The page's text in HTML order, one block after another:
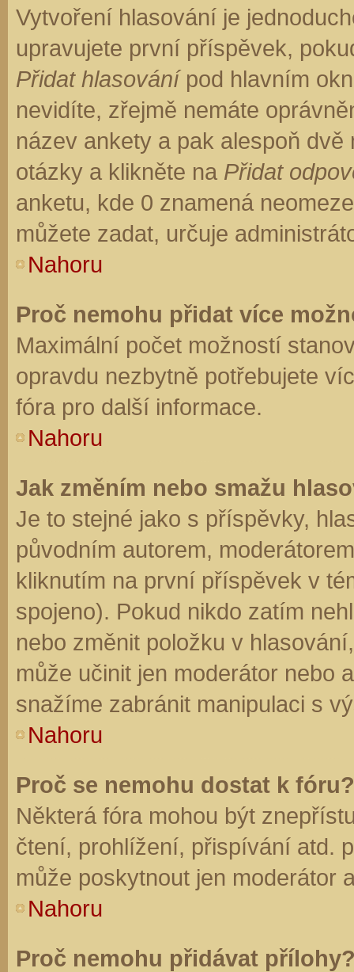
Vytvoření hlasování je
upravujete první příspěvek,
Přidat hlasovánípod hlavním
nevidíte, zřejmě nemáte
název ankety a pak alespoň
otázky a klikněte na Přidat
anketu, kde 0 znamená
můžete zadat, určuje
Nahoru
Proč nemohu přidat více
Maximální počet možností
opravdu nezbytně potřebujete
fóra pro další informace.
Nahoru
Jak změním nebo smažu
Je to stejné jako s příspěvky,
původním autorem,
kliknutím na první příspěvek v
spojeno). Pokud nikdo zatím
nebo změnit položku v
může učinit jen moderátor nebo
snažíme zabránit manipulaci s
Nahoru
Proč se nemohu dostat k fóru?
Některá fóra mohou být
čtení, prohlížení, přispívání atd.
může poskytnout jen moderátor
Nahoru
Proč nemohu přidávat